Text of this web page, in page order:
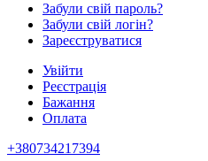
Забули свій пароль?
Забули свій логін?
Зареєструватися
Увійти
Реєстрація
Бажання
Оплата
+380734217394